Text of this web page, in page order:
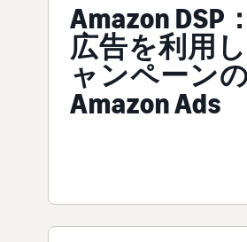
Amazon DSP
広告を利用
ャンペーン
Amazon Ads